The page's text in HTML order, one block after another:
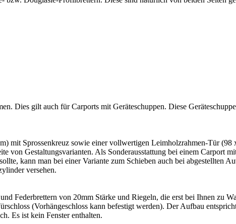
Dies gilt auch für Carports mit Geräteschuppen. Diese
mit Sprossenkreuz sowie einer vollwertigen Leimholzrahmen-Tür
von Gestaltungsvarianten. Als Sonderausstattung bei einem Carport
kann man bei einer Variante zum Schieben auch bei abgestellten
versehen.
Federbrettern von 20mm Stärke und Riegeln, die erst bei Ihnen zu
(Vorhängeschloss kann befestigt werden). Der Aufbau
Es ist kein Fenster enthalten.